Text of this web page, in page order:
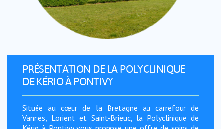
PRÉSENTATION DE LA POLYCLINIQUE
DE KÉRIO À PONTIVY
Située au cœur de la Bretagne au carrefour de
Vannes, Lorient et Saint-Brieuc, la Polyclinique de